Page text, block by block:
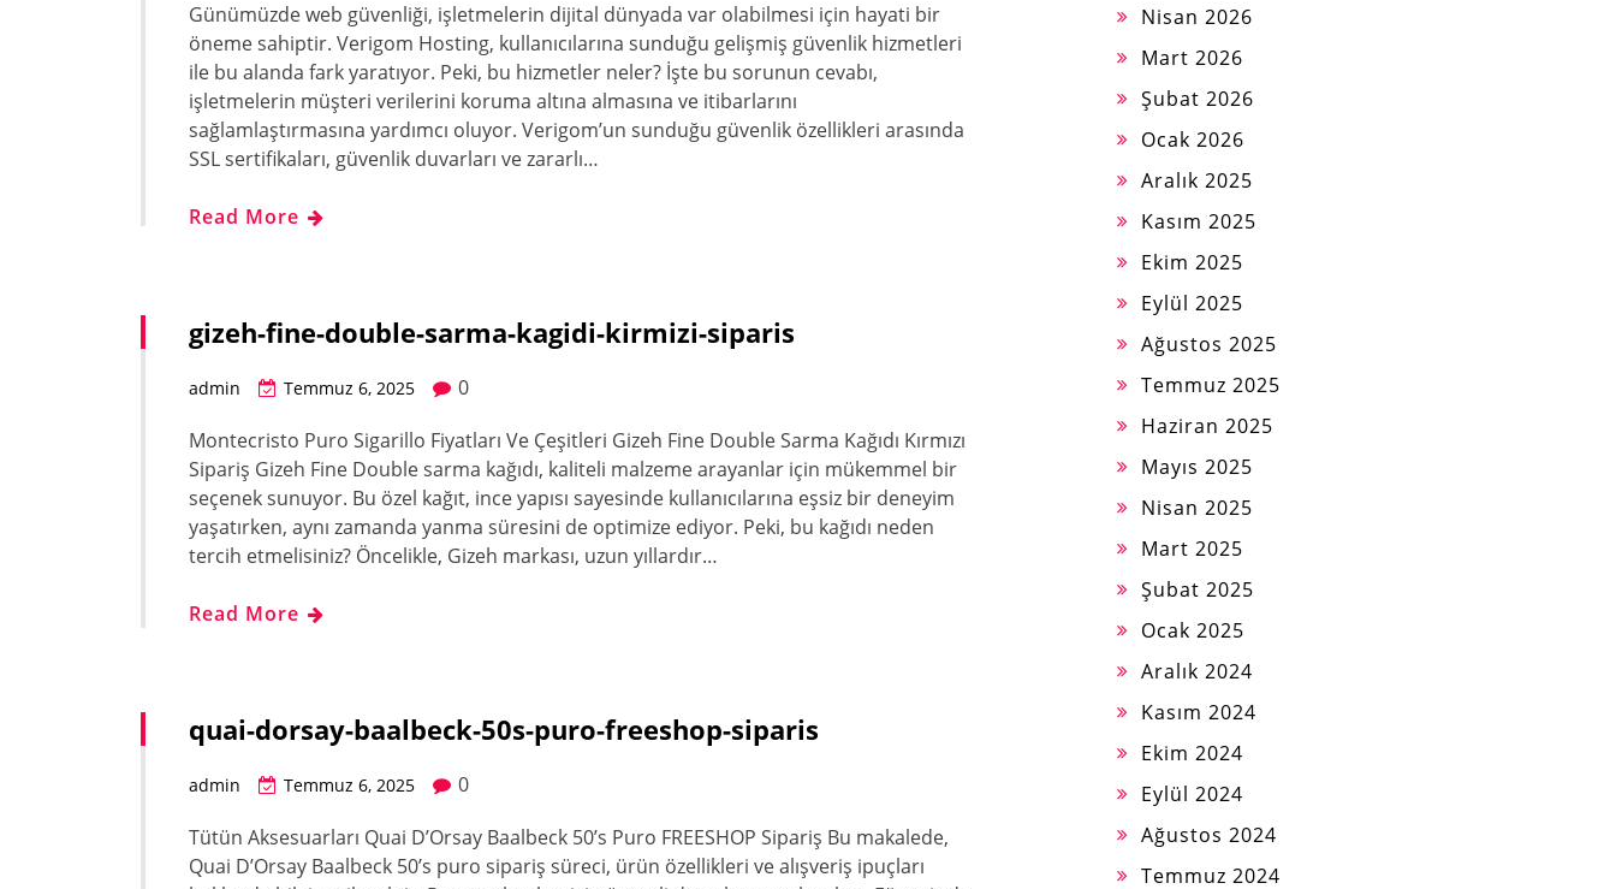
Günümüzde web güvenliği, işletmelerin dijital dünyada var olabilmesi için hayati bir
öneme sahiptir. Verigom Hosting, kullanıcılarına sunduğu gelişmiş güvenlik hizmetleri
ile bu alanda fark yaratıyor. Peki, bu hizmetler neler? İşte bu sorunun cevabı,
işletmelerin müşteri verilerini koruma altına almasına ve itibarlarını
sağlamlaştırmasına yardımcı oluyor. Verigom’un sunduğu güvenlik özellikleri arasında
SSL sertifikaları, güvenlik duvarları ve zararlı…
Read More
gizeh-fine-double-sarma-kagidi-kirmizi-siparis
admin Temmuz 6, 2025
0
Montecristo Puro Sigarillo Fiyatları Ve Çeşitleri Gizeh Fine Double Sarma Kağıdı Kırmızı
Sipariş Gizeh Fine Double sarma kağıdı, kaliteli malzeme arayanlar için mükemmel bir
seçenek sunuyor. Bu özel kağıt, ince yapısı sayesinde kullanıcılarına eşsiz bir deneyim
yaşatırken, aynı zamanda yanma süresini de optimize ediyor. Peki, bu kağıdı neden
tercih etmelisiniz? Öncelikle, Gizeh markası, uzun yıllardır…
Read More
quai-dorsay-baalbeck-50s-puro-freeshop-siparis
admin Temmuz 6, 2025
0
Tütün Aksesuarları Quai D’Orsay Baalbeck 50’s Puro FREESHOP Sipariş Bu makalede,
Quai D’Orsay Baalbeck 50’s puro sipariş süreci, ürün özellikleri ve alışveriş ipuçları
Nisan 2026
Mart 2026
Şubat 2026
Ocak 2026
Aralık 2025
Kasım 2025
Ekim 2025
Eylül 2025
Ağustos 2025
Temmuz 2025
Haziran 2025
Mayıs 2025
Nisan 2025
Mart 2025
Şubat 2025
Ocak 2025
Aralık 2024
Kasım 2024
Ekim 2024
Eylül 2024
Ağustos 2024
Temmuz 2024